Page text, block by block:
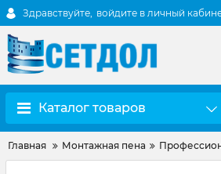
Здравствуйте, войдите в личный
Каталог товаров
Главная Монтажная пена